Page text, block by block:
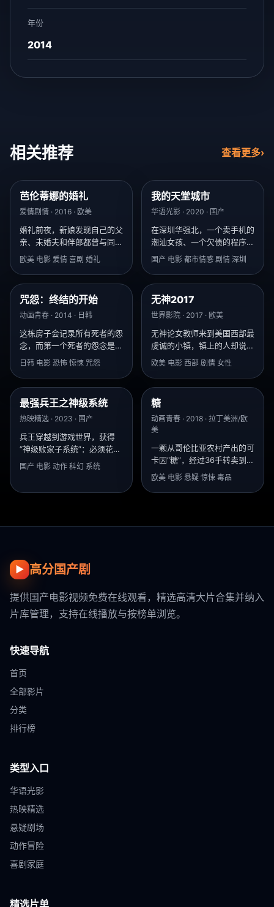
年份
2014
相关推荐 查看更多›
芭伦蒂娜的婚礼
爱情剧情 · 2016 · 欧美
婚礼前夜，新娘发现自己的父
亲、未婚夫和伴郎都曾与同一
个女人有染。
欧美 电影 爱情 喜剧 婚礼
我的天堂城市
华语光影 · 2020 · 国产
在深圳华强北，一个卖手机的
潮汕女孩、一个欠债的程序
员、一个失意的港商，在同一
国产 电影 都市情感 剧情 深圳
咒怨：终结的开始
动画青春 · 2014 · 日韩
这栋房子会记录所有死者的怨
念，而第一个死者的怨念是：
“我想更多人进来陪我。”
日韩 电影 恐怖 惊悚 咒怨
无神2017
世界影院 · 2017 · 欧美
无神论女教师来到美国西部最
虔诚的小镇，镇上的人却说：
“我们不需要神，我们有枪。”
欧美 电影 西部 剧情 女性
8.0
最强兵王之神级系统
热映精选 · 2023 · 国产
兵王穿越到游戏世界，获得
“神级败家子系统”：必须花光
100亿才能回归现实。
国产 电影 动作 科幻 系统
糖
动画青春 · 2018 · 拉丁美洲/欧
美
一颗从哥伦比亚农村产出的可
卡因“糖”，经过36手转卖到达
迈阿密富人区，而每一手都死
欧美 电影 悬疑 惊悚 毒品
▶ 高分国产剧
提供国产电影视频免费在线观看，精选高清大片合集并纳入
片库管理，支持在线播放与按榜单浏览。
快速导航
首页
全部影片
分类
排行榜
类型入口
华语光影
热映精选
悬疑剧场
动作冒险
喜剧家庭
精选片单